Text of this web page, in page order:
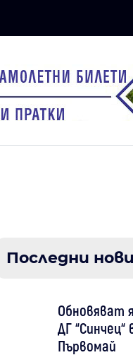
Последни
Обновяват
ДГ
Първомай